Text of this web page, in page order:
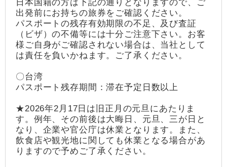
日本国籍の方は下記の通りとなりますので、ご
出発前にお持ちの旅券をご確認ください。
パスポートの残存有効期限の不足、及び査証
（ビザ）の不備等には十分ご注意下さい。お客
様ご自身がご確認されない場合は、当社として
は責任を負いかねます。ご了承ください。
〇台湾
パスポート残存期間：滞在予定日数以上
★2026年2月17日は旧正月の元旦にあたりま
す。例年、その前後は大晦日、元旦、三が日と
なり、企業や官公庁は休業となります。また、
飲食店や観光地に関しても休業となる場合があ
りますので予めご了承ください。